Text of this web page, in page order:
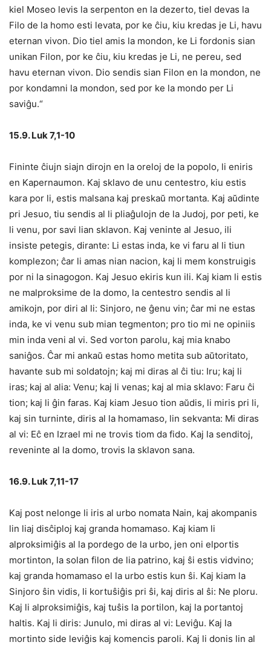
kiel Moseo levis la serpenton en la dezerto, tiel devas la
Filo de la homo esti levata, por ke ĉiu, kiu kredas je Li, havu
eternan vivon. Dio tiel amis la mondon, ke Li fordonis sian
unikan Filon, por ke ĉiu, kiu kredas je Li, ne pereu, sed
havu eternan vivon. Dio sendis sian Filon en la mondon, ne
por kondamni la mondon, sed por ke la mondo per Li
saviĝu.“
15.9. Luk 7,1-10
Fininte ĉiujn siajn dirojn en la oreloj de la popolo, li eniris
en Kapernaumon. Kaj sklavo de unu centestro, kiu estis
kara por li, estis malsana kaj preskaŭ mortanta. Kaj aŭdinte
pri Jesuo, tiu sendis al li pliaĝulojn de la Judoj, por peti, ke
li venu, por savi lian sklavon. Kaj veninte al Jesuo, ili
insiste petegis, dirante: Li estas inda, ke vi faru al li tiun
komplezon; ĉar li amas nian nacion, kaj li mem konstruigis
por ni la sinagogon. Kaj Jesuo ekiris kun ili. Kaj kiam li estis
ne malproksime de la domo, la centestro sendis al li
amikojn, por diri al li: Sinjoro, ne ĝenu vin; ĉar mi ne estas
inda, ke vi venu sub mian tegmenton; pro tio mi ne opiniis
min inda veni al vi. Sed vorton parolu, kaj mia knabo
saniĝos. Ĉar mi ankaŭ estas homo metita sub aŭtoritato,
havante sub mi soldatojn; kaj mi diras al ĉi tiu: Iru; kaj li
iras; kaj al alia: Venu; kaj li venas; kaj al mia sklavo: Faru ĉi
tion; kaj li ĝin faras. Kaj kiam Jesuo tion aŭdis, li miris pri li,
kaj sin turninte, diris al la homamaso, lin sekvanta: Mi diras
al vi: Eĉ en Izrael mi ne trovis tiom da fido. Kaj la senditoj,
reveninte al la domo, trovis la sklavon sana.
16.9. Luk 7,11-17
Kaj post nelonge li iris al urbo nomata Nain, kaj akompanis
lin liaj disĉiploj kaj granda homamaso. Kaj kiam li
alproksimiĝis al la pordego de la urbo, jen oni elportis
mortinton, la solan filon de lia patrino, kaj ŝi estis vidvino;
kaj granda homamaso el la urbo estis kun ŝi. Kaj kiam la
Sinjoro ŝin vidis, li kortuŝiĝis pri ŝi, kaj diris al ŝi: Ne ploru.
Kaj li alproksimiĝis, kaj tuŝis la portilon, kaj la portantoj
haltis. Kaj li diris: Junulo, mi diras al vi: Leviĝu. Kaj la
mortinto side leviĝis kaj komencis paroli. Kaj li donis lin al